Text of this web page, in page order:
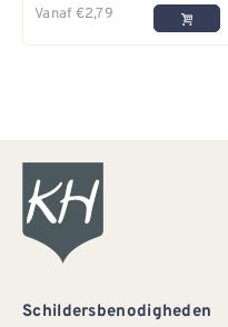
Vanaf €2,79
Schildersbenodigheden